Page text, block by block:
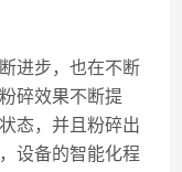
进步，也在不断
碎效果不断提
态，并且粉碎出
设备的智能化程